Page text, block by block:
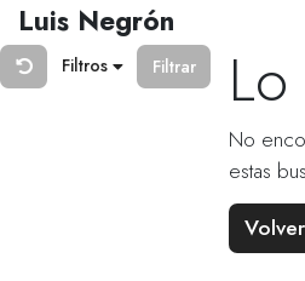
Luis Negrón
Filtros Filtrar
No
estas